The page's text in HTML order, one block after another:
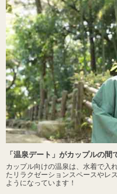
「温泉デート」がカップルの間
カップル向けの温泉は、水着で入
たリラクゼーションスペースや
ようになっています！